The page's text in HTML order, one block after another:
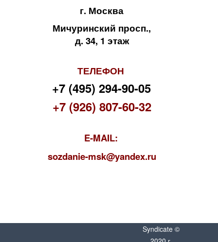
г. Москва
Мичуринский просп.,
д. 34, 1 этаж
ТЕЛЕФОН
+7 (495) 294-90-05
+7 (926) 807-60-32
E-MAIL:
sozdanie-msk@yandex.ru
Syndicate ©